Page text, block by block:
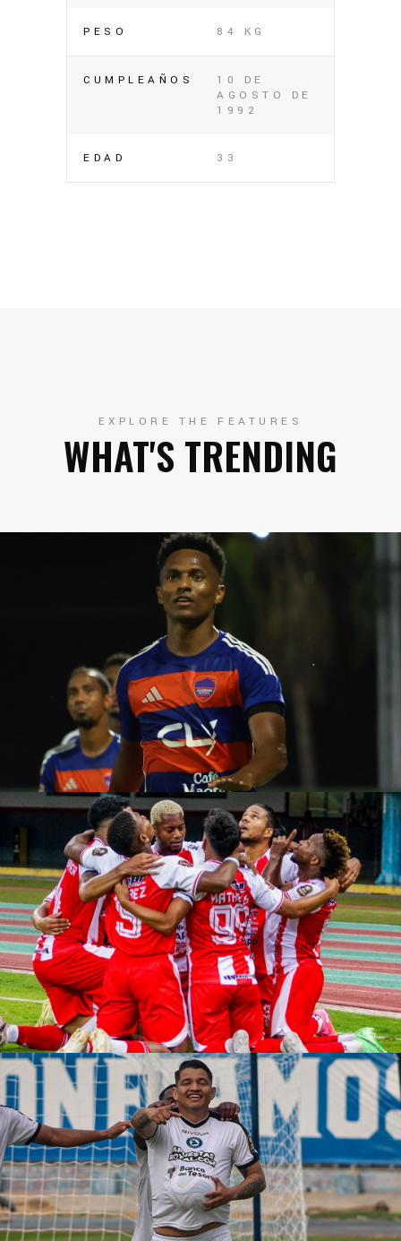
PESO 84 KG
CUMPLEAÑOS
10 DE
AGOSTO DE
1992
EDAD 33
EXPLORE THE FEATURES
WHAT'S TRENDING